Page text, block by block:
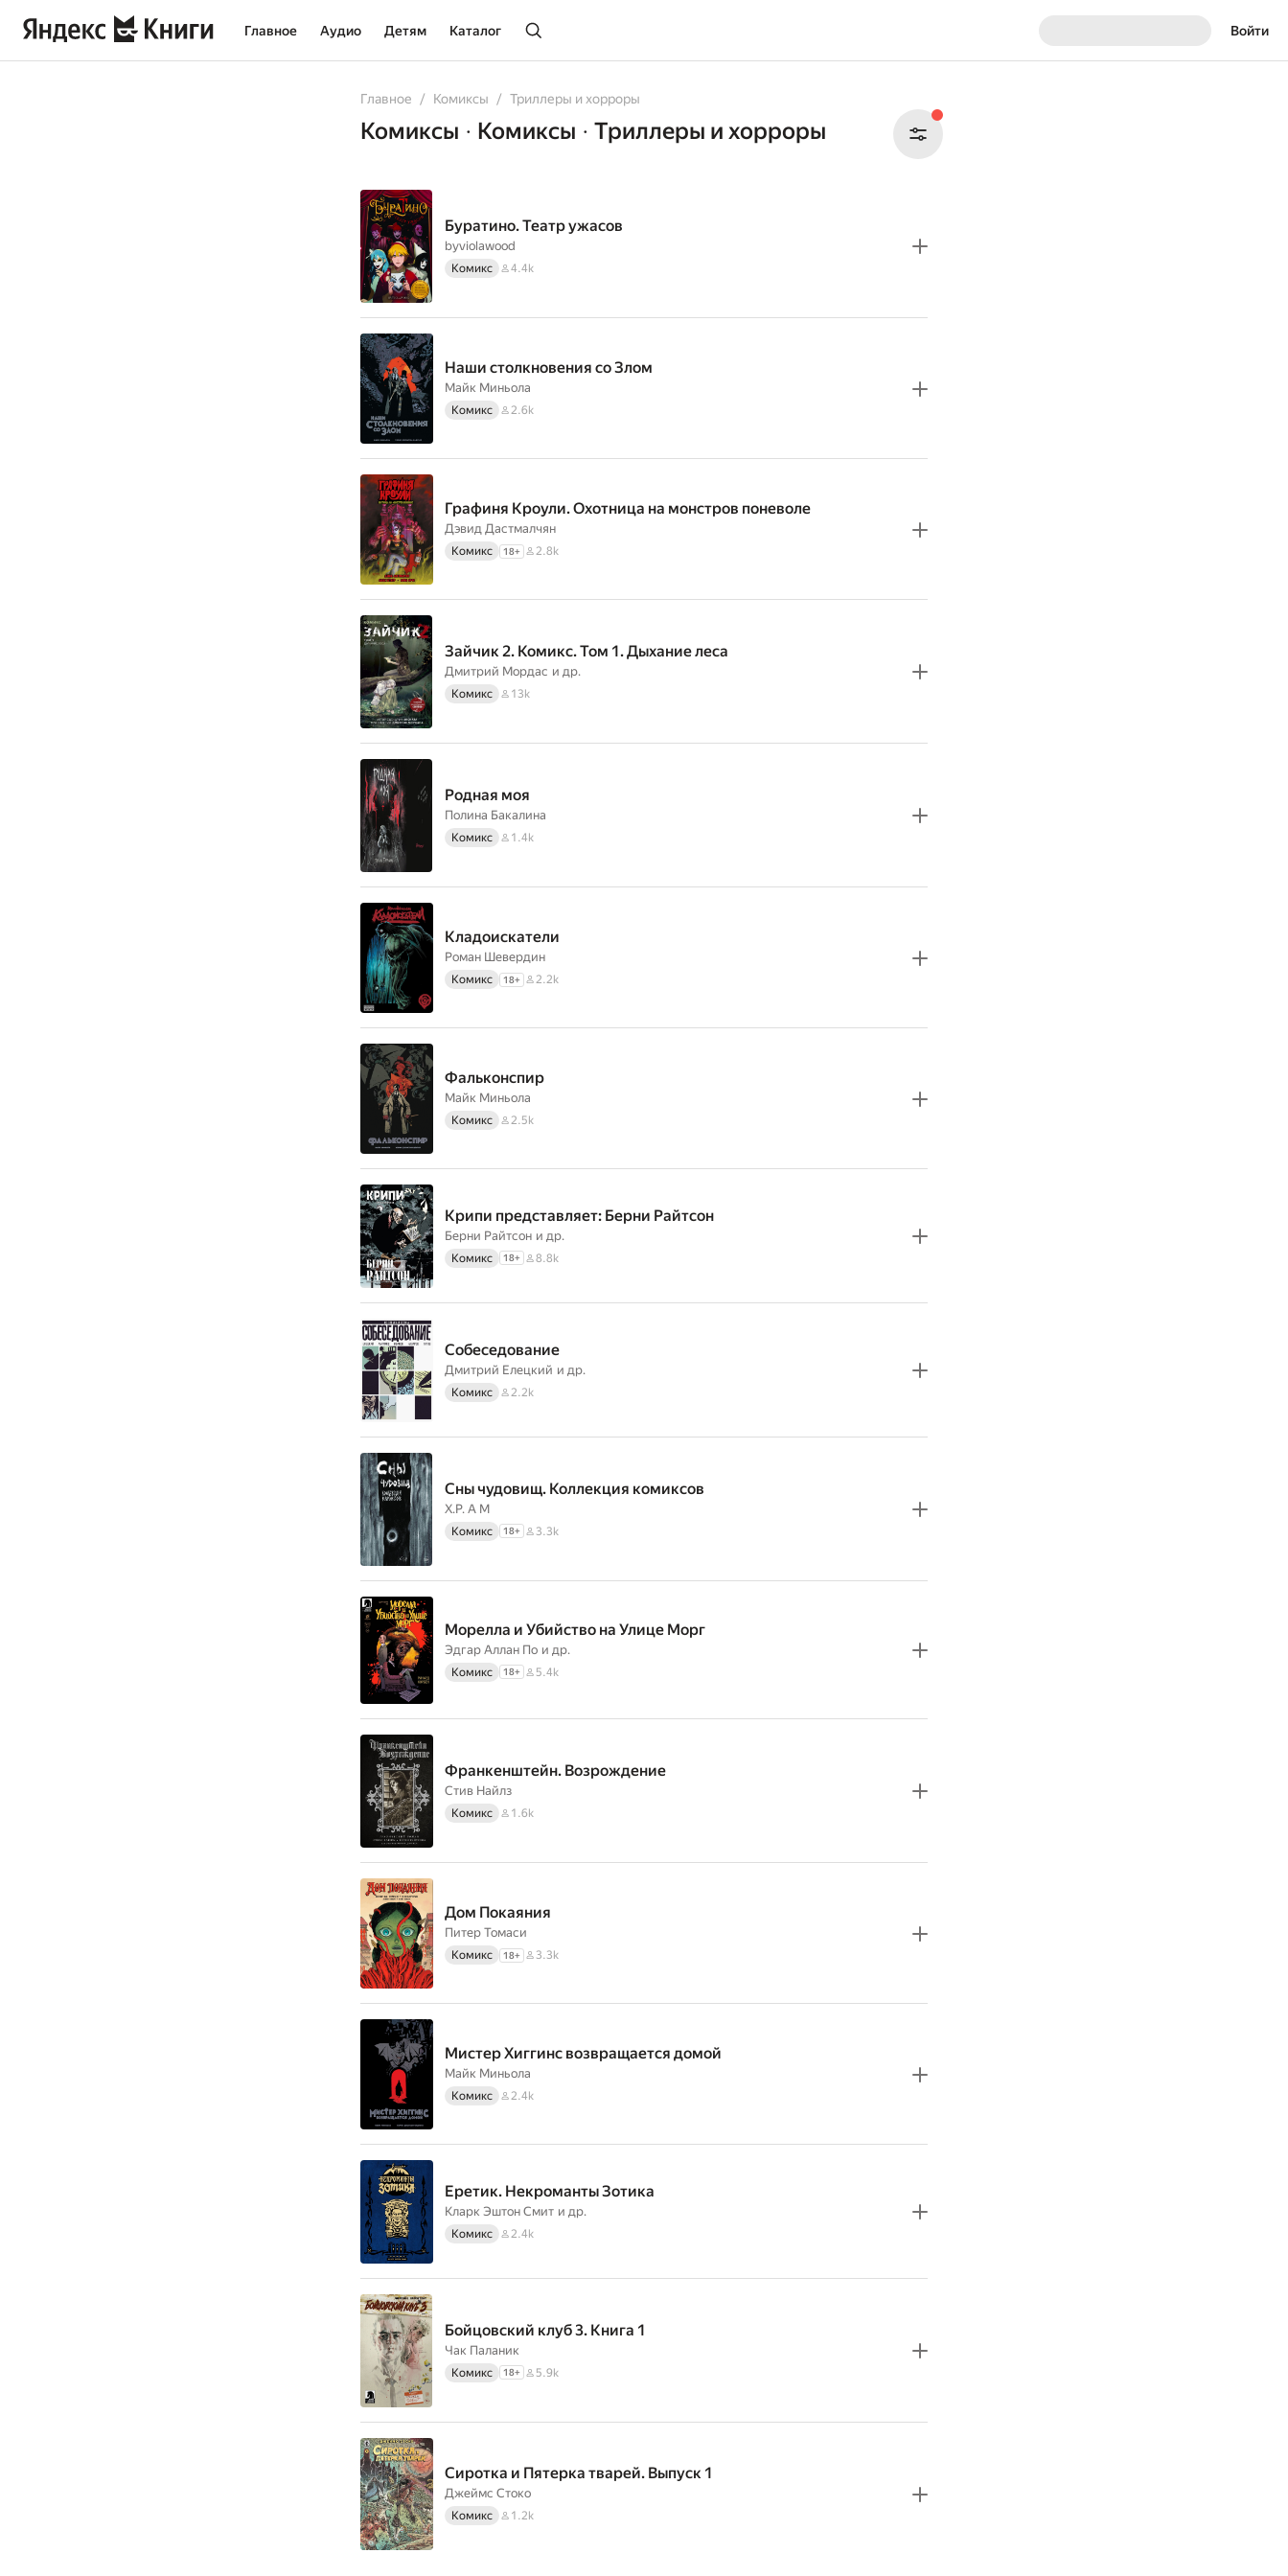
Главное Аудио Детям Каталог Войти
Главное Комиксы Триллеры и хорроры
AllComicbooks
Комиксы • Комиксы • Триллеры и хорроры
Буратино. Театр ужасов
byviolawood
Комикс 4.4k
Наши столкновения со Злом
Майк Миньола
Комикс 2.6k
Графиня Кроули. Охотница на монстров поневоле
Дэвид Дастмалчян
Комикс 18+ 2.8k
Зайчик 2. Комикс. Том 1. Дыхание леса
Дмитрий Мордас и др.
Комикс 13k
Родная моя
Полина Бакалина
Комикс 1.4k
Кладоискатели
Роман Шевердин
Комикс 18+ 2.2k
Фальконспир
Майк Миньола
Комикс 2.5k
Крипи представляет: Берни Райтсон
Берни Райтсон и др.
Комикс 18+ 8.8k
Собеседование
Дмитрий Елецкий и др.
Комикс 2.2k
Сны чудовищ. Коллекция комиксов
Х.Р. А М
Комикс 18+ 3.3k
Морелла и Убийство на Улице Морг
Эдгар Аллан По и др.
Комикс 18+ 5.4k
Франкенштейн. Возрождение
Стив Найлз
Комикс 1.6k
Дом Покаяния
Питер Томаси
Комикс 18+ 3.3k
Мистер Хиггинс возвращается домой
Майк Миньола
Комикс 2.4k
Еретик. Некроманты Зотика
Кларк Эштон Смит и др.
Комикс 2.4k
Бойцовский клуб 3. Книга 1
Чак Паланик
Комикс 18+ 5.9k
Сиротка и Пятерка тварей. Выпуск 1
Джеймс Стоко
Комикс 1.2k